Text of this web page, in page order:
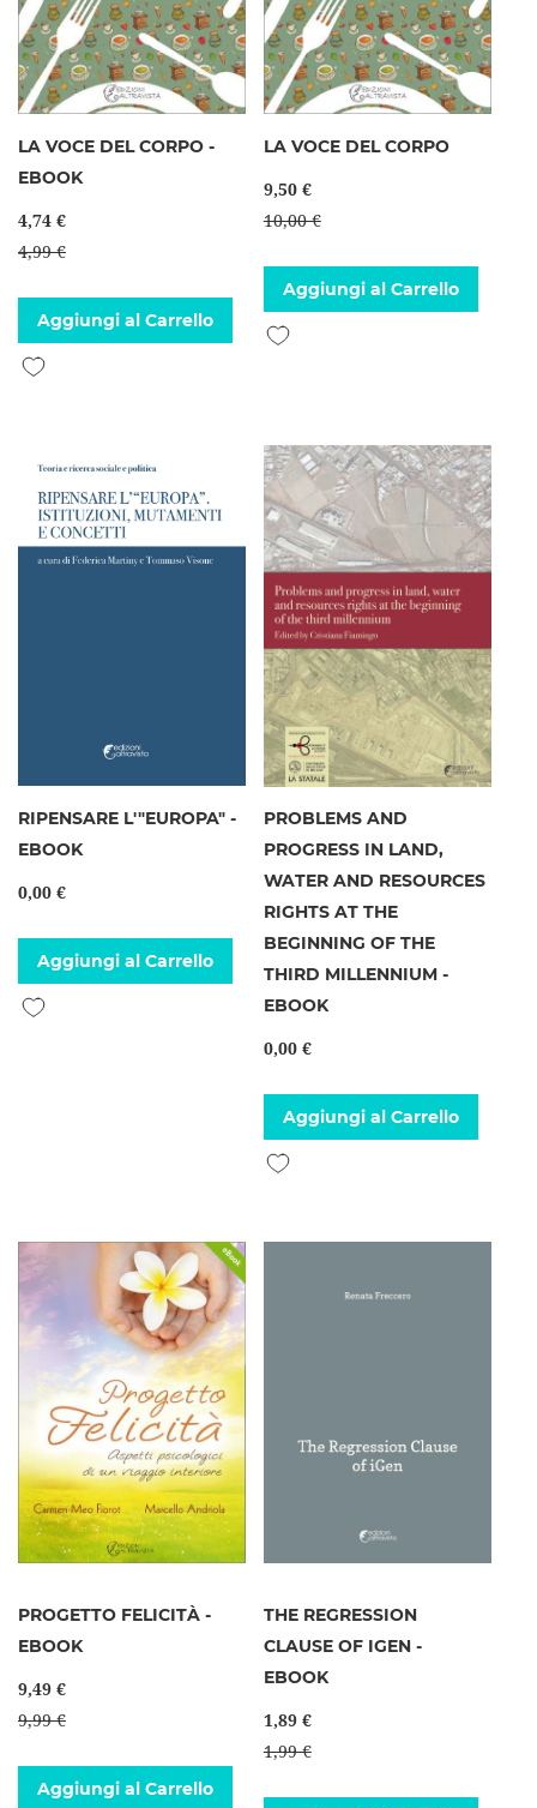
LA VOCE DEL CORPO -
EBOOK
4,74 €
4,99 €
Aggiungi al Carrello
Aggiungi alla lista desideri
LA VOCE DEL CORPO
9,50 €
10,00 €
Aggiungi al Carrello
Aggiungi alla lista desideri
RIPENSARE L'"EUROPA" -
EBOOK
0,00 €
Aggiungi al Carrello
Aggiungi alla lista desideri
PROBLEMS AND
PROGRESS IN LAND,
WATER AND RESOURCES
RIGHTS AT THE
BEGINNING OF THE
THIRD MILLENNIUM -
EBOOK
0,00 €
Aggiungi al Carrello
Aggiungi alla lista desideri
PROGETTO FELICITÀ -
EBOOK
9,49 €
9,99 €
Aggiungi al Carrello
THE REGRESSION
CLAUSE OF IGEN -
EBOOK
1,89 €
1,99 €